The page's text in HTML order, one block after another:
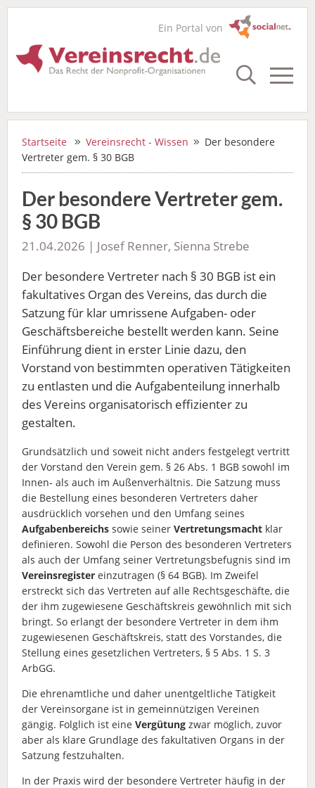
Ein Portal von
Startseite Vereinsrecht - Wissen
Der besondere
Vertreter gem. § 30 BGB
Der besondere Vertreter gem.
§ 30 BGB
21.04.2026 | Josef Renner, Sienna Strebe
Der besondere Vertreter nach § 30 BGB ist ein
fakultatives Organ des Vereins, das durch die
Satzung für klar umrissene Aufgaben- oder
Geschäftsbereiche bestellt werden kann. Seine
Einführung dient in erster Linie dazu, den
Vorstand von bestimmten operativen Tätigkeiten
zu entlasten und die Aufgabenteilung innerhalb
des Vereins organisatorisch effizienter zu
gestalten.
Grundsätzlich und soweit nicht anders festgelegt vertritt
der Vorstand den Verein gem. § 26 Abs. 1 BGB sowohl im
Innen- als auch im Außenverhältnis. Die Satzung muss
die Bestellung eines besonderen Vertreters daher
ausdrücklich vorsehen und den Umfang seines
Aufgabenbereichs sowie seiner Vertretungsmacht klar
definieren. Sowohl die Person des besonderen Vertreters
als auch der Umfang seiner Vertretungsbefugnis sind im
Vereinsregister einzutragen (§ 64 BGB). Im Zweifel
erstreckt sich das Vertreten auf alle Rechtsgeschäfte, die
der ihm zugewiesene Geschäftskreis gewöhnlich mit sich
bringt. So erlangt der besondere Vertreter in dem ihm
zugewiesenen Geschäftskreis, statt des Vorstandes, die
Stellung eines gesetzlichen Vertreters, § 5 Abs. 1 S. 3
ArbGG.
Die ehrenamtliche und daher unentgeltliche Tätigkeit
der Vereinsorgane ist in gemeinnützigen Vereinen
gängig. Folglich ist eine Vergütung zwar möglich, zuvor
aber als klare Grundlage des fakultativen Organs in der
Satzung festzuhalten.
In der Praxis wird der besondere Vertreter häufig in der